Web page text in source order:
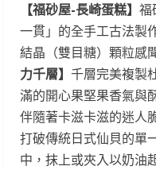
【福砂屋-長崎蛋糕】 福
一貫」的全手工古法製
結晶（雙目糖）顆粒感
力千層】 千層完美複製
滿的開心果堅果香氣與
伴隨著卡滋卡滋的迷人
打破傳統日式仙貝的單
中，抹上或夾入以奶油